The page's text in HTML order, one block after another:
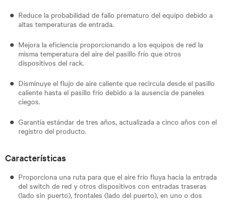
Reduce la probabilidad de fallo prematuro del equipo debido a
altas temperaturas de entrada.
Mejora la eficiencia proporcionando a los equipos de red la
misma temperatura del aire del pasillo frío que otros
dispositivos del rack.
Disminuye el flujo de aire caliente que recircula desde el pasillo
caliente hasta el pasillo frío debido a la ausencia de paneles
ciegos.
Garantía estándar de tres años, actualizada a cinco años con el
registro del producto.
Características
Proporciona una ruta para que el aire frío fluya hacia la entrada
del switch de red y otros dispositivos con entradas traseras
(lado sin puerto), frontales (lado del puerto), en uno o dos